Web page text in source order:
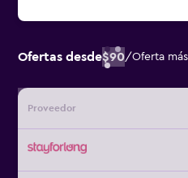
Ofertas desde$90/Oferta
Proveedor